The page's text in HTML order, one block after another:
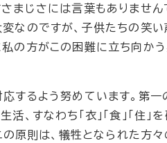
まじさには言葉もありません
なのですが、子供たちの笑い
の方がこの困難に立ち向か
するよう努めています。第一
すなわち「衣」「食」「住」
の原則は、犠牲となられた方